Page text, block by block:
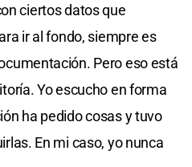
ciertos datos que
ir al fondo, siempre es
Pero eso está
Yo escucho en forma
ha pedido cosas y tuvo
En mi caso, yo nunca